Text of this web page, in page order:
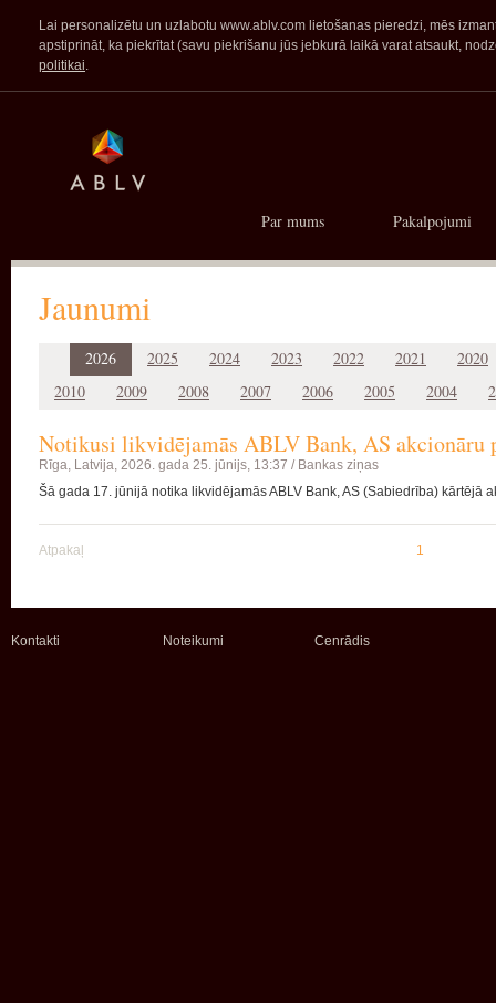
Lai personalizētu un uzlabotu www.ablv.com lietošanas pieredzi, mēs
apstiprināt, ka piekrītat (savu piekrišanu jūs jebkurā laikā varat atsaukt,
politikai.
Par mums Pakalpojumi
Jaunumi
2026 2025 2024 2023 2022 2021
2020
2010
2009 2008 2007 2006 2005 2004
Notikusi likvidējamās ABLV Bank, AS akcionāru
Rīga, Latvija, 2026. gada 25. jūnijs, 13:37 / Bankas ziņas
Šā gada 17. jūnijā notika likvidējamās ABLV Bank, AS (Sabiedrība) kārtējā
Atpakaļ 1
Kontakti Noteikumi Cenrādis